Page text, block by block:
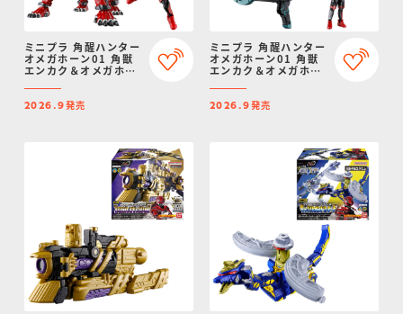
ミニプラ 角醒ハンター
オメガホーン01 角獣
エンカク＆オメガホー
ガホーン セット
2026.9発売
ミニプラ 角醒ハンター
オメガホーン01 角獣
エンカク＆オメガホー
ガホーン
2026.9発売